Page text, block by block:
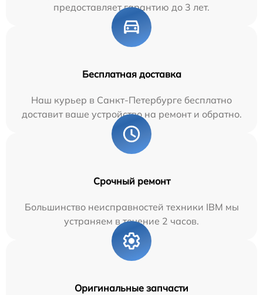
предоставляет гарантию до 3 лет.
Бесплатная доставка
Наш курьер в Санкт-Петербурге бесплатно
доставит ваше устройство на ремонт и обратно.
Срочный ремонт
Большинство неисправностей техники IBM мы
устраняем в течение 2 часов.
Оригинальные запчасти